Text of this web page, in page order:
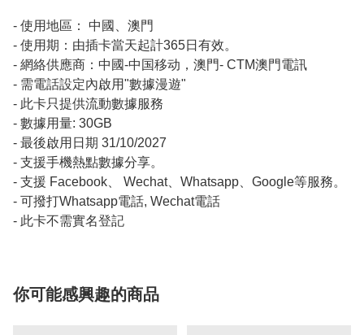
- 使用地區： 中國、澳門
- 使用期：由插卡當天起計365日有效。
- 網絡供應商：中國-中国移动，澳門- CTM澳門電訊
- 需電話設定內啟用"數據漫遊"
- 此卡只提供流動數據服務
- 數據用量: 30GB
- 最後啟用日期 31/10/2027
- 支援手機熱點數據分享。
- 支援 Facebook、 Wechat、Whatsapp、Google等服務。
- 可撥打Whatsapp電話, Wechat電話
- 此卡不需實名登記
你可能感興趣的商品